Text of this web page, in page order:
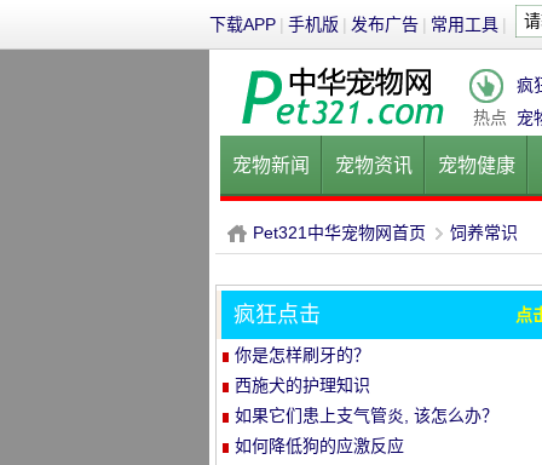
下载APP | 手机版 | 发布广告 | 常用工具 |
热点
疯
宠
宠物新闻 宠物资讯 宠物健康
健康饮食 宠物美容 宠物医院
P
Pet321中华宠物网首页
›
饲养常识
疯狂点击 点
你是怎样刷牙的？
西施犬的护理知识
如果它们患上支气管炎, 该怎么办？
如何降低狗的应激反应